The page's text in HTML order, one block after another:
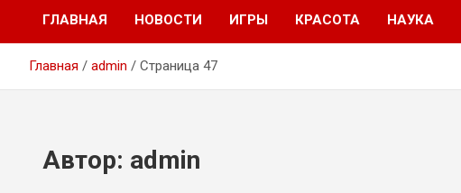
ГЛАВНАЯ НОВОСТИ ИГРЫ КРАСОТА НАУКА
Главная admin Страница 47
Автор: admin